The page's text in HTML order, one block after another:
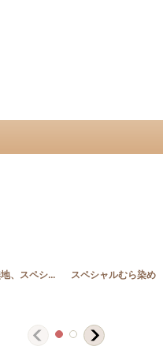
新むらプリント、無地、スペシャルむら染め 見本帳＋糸一覧表